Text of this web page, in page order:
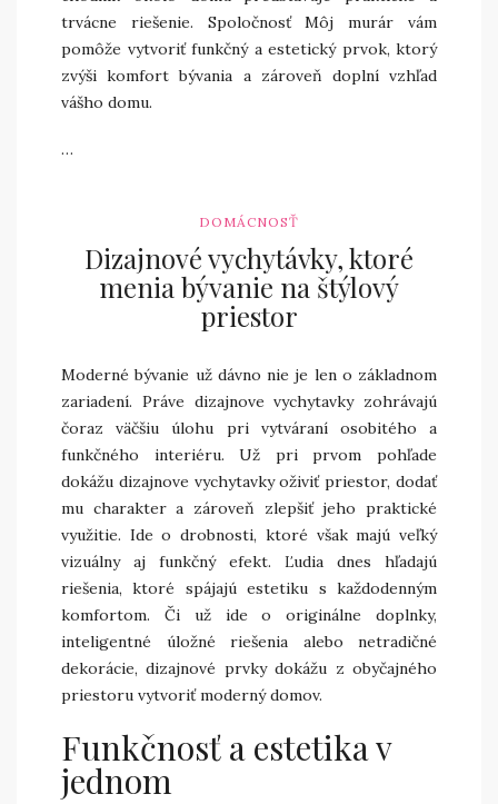
trvácne riešenie. Spoločnosť Môj murár vám
pomôže vytvoriť funkčný a estetický prvok, ktorý
zvýši komfort bývania a zároveň doplní vzhľad
vášho domu.
…
DOMÁCNOSŤ
Dizajnové vychytávky, ktoré
menia bývanie na štýlový
priestor
Moderné bývanie už dávno nie je len o základnom
zariadení. Práve dizajnove vychytavky zohrávajú
čoraz väčšiu úlohu pri vytváraní osobitého a
funkčného interiéru. Už pri prvom pohľade
dokážu dizajnove vychytavky oživiť priestor, dodať
mu charakter a zároveň zlepšiť jeho praktické
využitie. Ide o drobnosti, ktoré však majú veľký
vizuálny aj funkčný efekt. Ľudia dnes hľadajú
riešenia, ktoré spájajú estetiku s každodenným
komfortom. Či už ide o originálne doplnky,
inteligentné úložné riešenia alebo netradičné
dekorácie, dizajnové prvky dokážu z obyčajného
priestoru vytvoriť moderný domov.
Funkčnosť a estetika v
jednom